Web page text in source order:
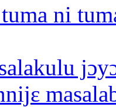
ni